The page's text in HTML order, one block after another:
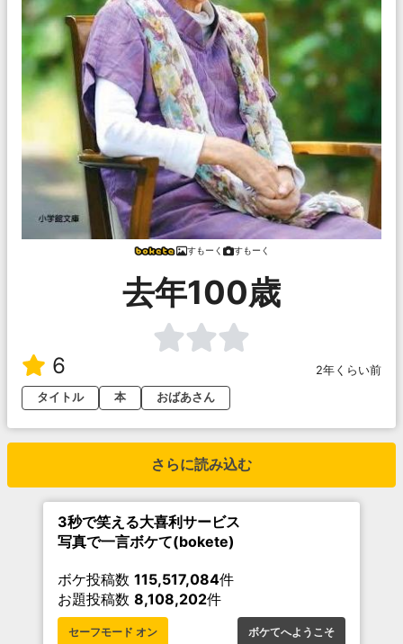
すもーく すもーく
去年100歳
6
2年くらい前
タイトル
本 おばあさん
さらに読み込む
3秒で笑える大喜利サービス
写真で一言ボケて(bokete)
ボケ投稿数 115,517,084件
お題投稿数 8,108,202件
セーフモード オン ボケてへようこそ